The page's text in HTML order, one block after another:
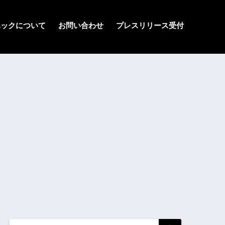
クについて お問い合わせ プレスリリース受付